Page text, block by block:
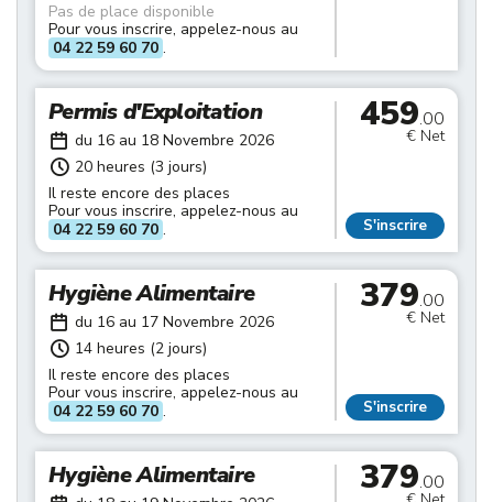
Pas de place disponible
Pour vous inscrire, appelez-nous au
04 22 59 60 70 .
Permis d'Exploitation
du 16 au 18 Novembre 2026
20 heures (3 jours)
Il reste encore des places
Pour vous inscrire, appelez-nous au
04 22 59 60 70 .
459.00
€ Net
S'inscrire
Hygiène Alimentaire
du 16 au 17 Novembre 2026
14 heures (2 jours)
Il reste encore des places
Pour vous inscrire, appelez-nous au
04 22 59 60 70 .
379.00
€ Net
S'inscrire
Hygiène Alimentaire 379.00